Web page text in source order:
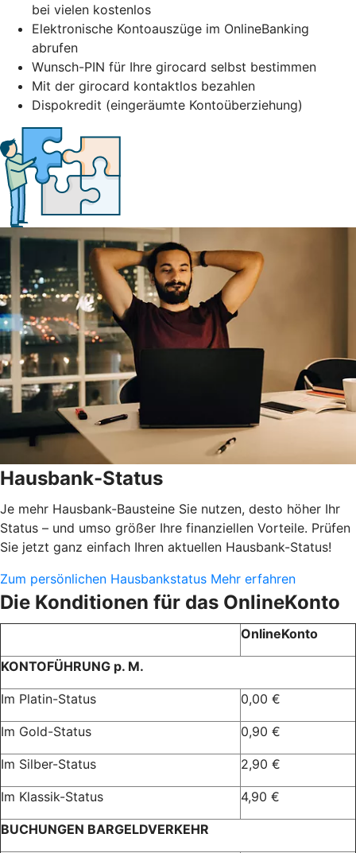
bei vielen kostenlos
Elektronische Kontoauszüge im OnlineBanking
abrufen
Wunsch-PIN für Ihre girocard selbst bestimmen
Mit der girocard kontaktlos bezahlen
Dispokredit (eingeräumte Kontoüberziehung)
Hausbank-Status
Je mehr Hausbank-Bausteine Sie nutzen, desto höher Ihr
Status – und umso größer Ihre finanziellen Vorteile. Prüfen
Sie jetzt ganz einfach Ihren aktuellen Hausbank-Status!
Zum persönlichen Hausbankstatus Mehr erfahren
Die Konditionen für das OnlineKonto
OnlineKonto
KONTOFÜHRUNG p. M.
Im Platin-Status 0,00 €
Im Gold-Status 0,90 €
Im Silber-Status 2,90 €
Im Klassik-Status 4,90 €
BUCHUNGEN BARGELDVERKEHR